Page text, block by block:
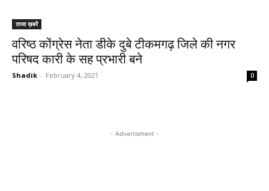
ताजा ख़बरें
वरिष्ठ कोंग्रेस नेता डीके दुबे टीकमगढ़ जिले की नगर
परिषद कारी के सह प्रभारी बने
Shadik - February 4, 2021 0
- Advertisment -